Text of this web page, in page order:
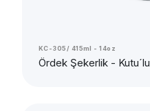
KC-305/ 415ml - 14oz
Ördek Şekerlik - Kutu´lu